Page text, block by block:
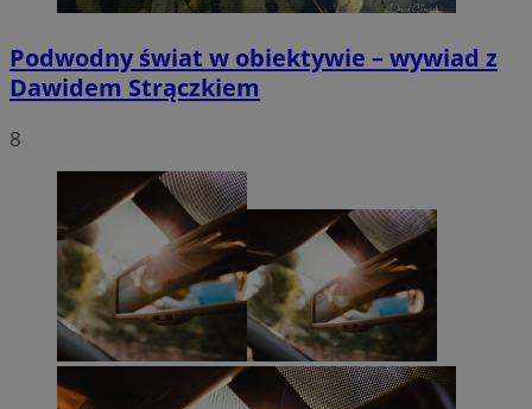
Podwodny świat w obiektywie – wywiad z
Dawidem Strączkiem
8